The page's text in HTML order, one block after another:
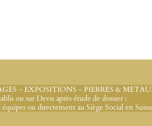
- EXPOSITIONS - PIERRES &
ou sur Devis après étude de dossier :
ou directement au Siège Social en